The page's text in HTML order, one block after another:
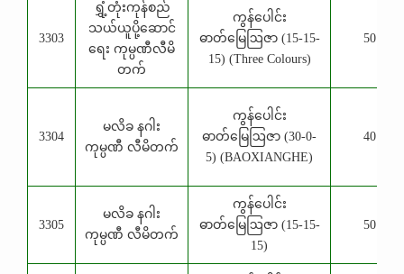
3303
ရွှံ့တုံးကုန်စည်
သယ်ယူပို့ဆောင်
ရေး ကုမ္ပဏီလီမိ
တက်
ကွန်ပေါင်း
ဓာတ်မြေဩဇာ (15-15-
15) (Three Colours)
50 Kg
3304
မလိခ နဂါး
ကုမ္ပဏီ လီမိတက်
ကွန်ပေါင်း
ဓာတ်မြေဩဇာ (30-0-
5) (BAOXIANGHE)
40 Kg
3305
မလိခ နဂါး
ကုမ္ပဏီ လီမိတက်
ကွန်ပေါင်း
ဓာတ်မြေဩဇာ (15-15-
15)
50 Kg